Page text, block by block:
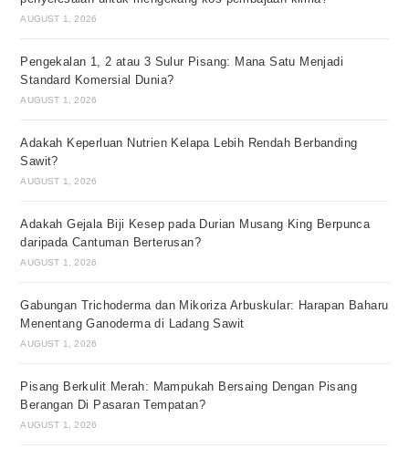
AUGUST 1, 2026
Pengekalan 1, 2 atau 3 Sulur Pisang: Mana Satu Menjadi
Standard Komersial Dunia?
AUGUST 1, 2026
Adakah Keperluan Nutrien Kelapa Lebih Rendah Berbanding
Sawit?
AUGUST 1, 2026
Adakah Gejala Biji Kesep pada Durian Musang King Berpunca
daripada Cantuman Berterusan?
AUGUST 1, 2026
Gabungan Trichoderma dan Mikoriza Arbuskular: Harapan Baharu
Menentang Ganoderma di Ladang Sawit
AUGUST 1, 2026
Pisang Berkulit Merah: Mampukah Bersaing Dengan Pisang
Berangan Di Pasaran Tempatan?
AUGUST 1, 2026